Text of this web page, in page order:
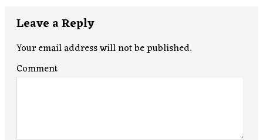
Leave a Reply
Your email address will not be published.
Comment